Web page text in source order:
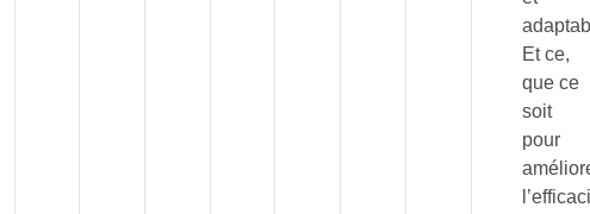
Et ce,
que ce
soit
pour